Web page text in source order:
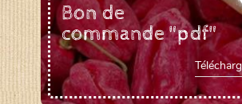
Bon de
commande "pdf"